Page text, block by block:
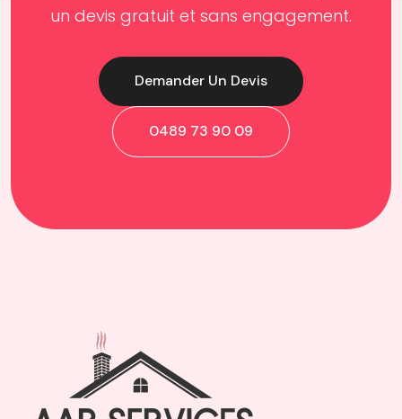
un devis gratuit et sans engagement.
Demander Un Devis
0489 73 90 09